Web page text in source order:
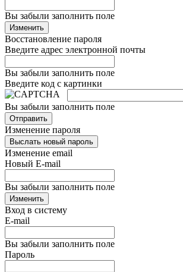
Вы забыли заполнить поле
Изменить
Восстановление пароля
Введите адрес электронной почты
Вы забыли заполнить поле
Введите код с картинки
Вы забыли заполнить поле
Отправить
Изменение пароля
Выслать новый пароль
Изменение email
Новый E-mail
Вы забыли заполнить поле
Изменить
Вход в систему
E-mail
Вы забыли заполнить поле
Пароль